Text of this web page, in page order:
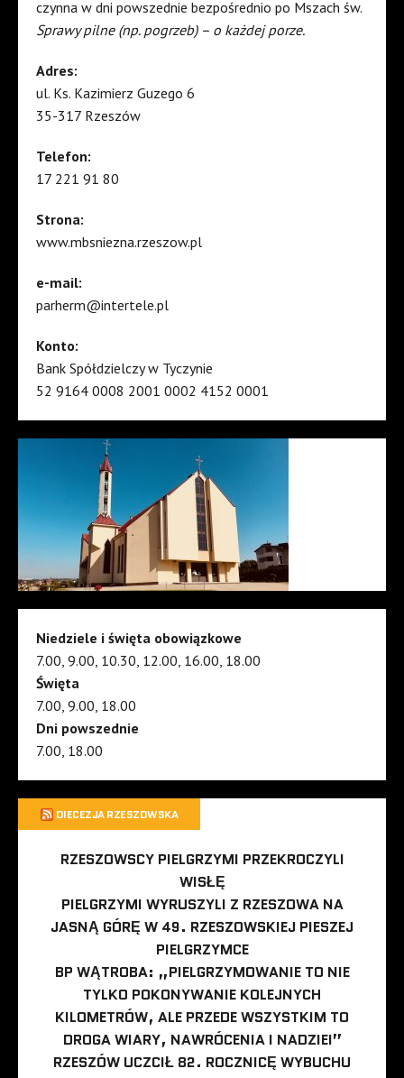
czynna w dni powszednie bezpośrednio po Mszach św.
Sprawy pilne (np. pogrzeb) – o każdej porze.
Adres:
ul. Ks. Kazimierz Guzego 6
35-317 Rzeszów
Telefon:
17 221 91 80
Strona:
www.mbsniezna.rzeszow.pl
e-mail:
parherm@intertele.pl
Konto:
Bank Spółdzielczy w Tyczynie
52 9164 0008 2001 0002 4152 0001
Niedziele i święta obowiązkowe
7.00, 9.00, 10.30, 12.00, 16.00, 18.00
Święta
7.00, 9.00, 18.00
Dni powszednie
7.00, 18.00
DIECEZJA RZESZOWSKA
RZESZOWSCY PIELGRZYMI PRZEKROCZYLI
WISŁĘ
PIELGRZYMI WYRUSZYLI Z RZESZOWA NA
JASNĄ GÓRĘ W 49. RZESZOWSKIEJ PIESZEJ
PIELGRZYMCE
BP WĄTROBA: „PIELGRZYMOWANIE TO NIE
TYLKO POKONYWANIE KOLEJNYCH
KILOMETRÓW, ALE PRZEDE WSZYSTKIM TO
DROGA WIARY, NAWRÓCENIA I NADZIEI”
RZESZÓW UCZCIŁ 82. ROCZNICĘ WYBUCHU